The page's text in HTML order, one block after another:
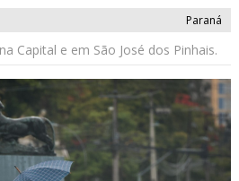
Paraná
Capital e em São José dos Pinhais.